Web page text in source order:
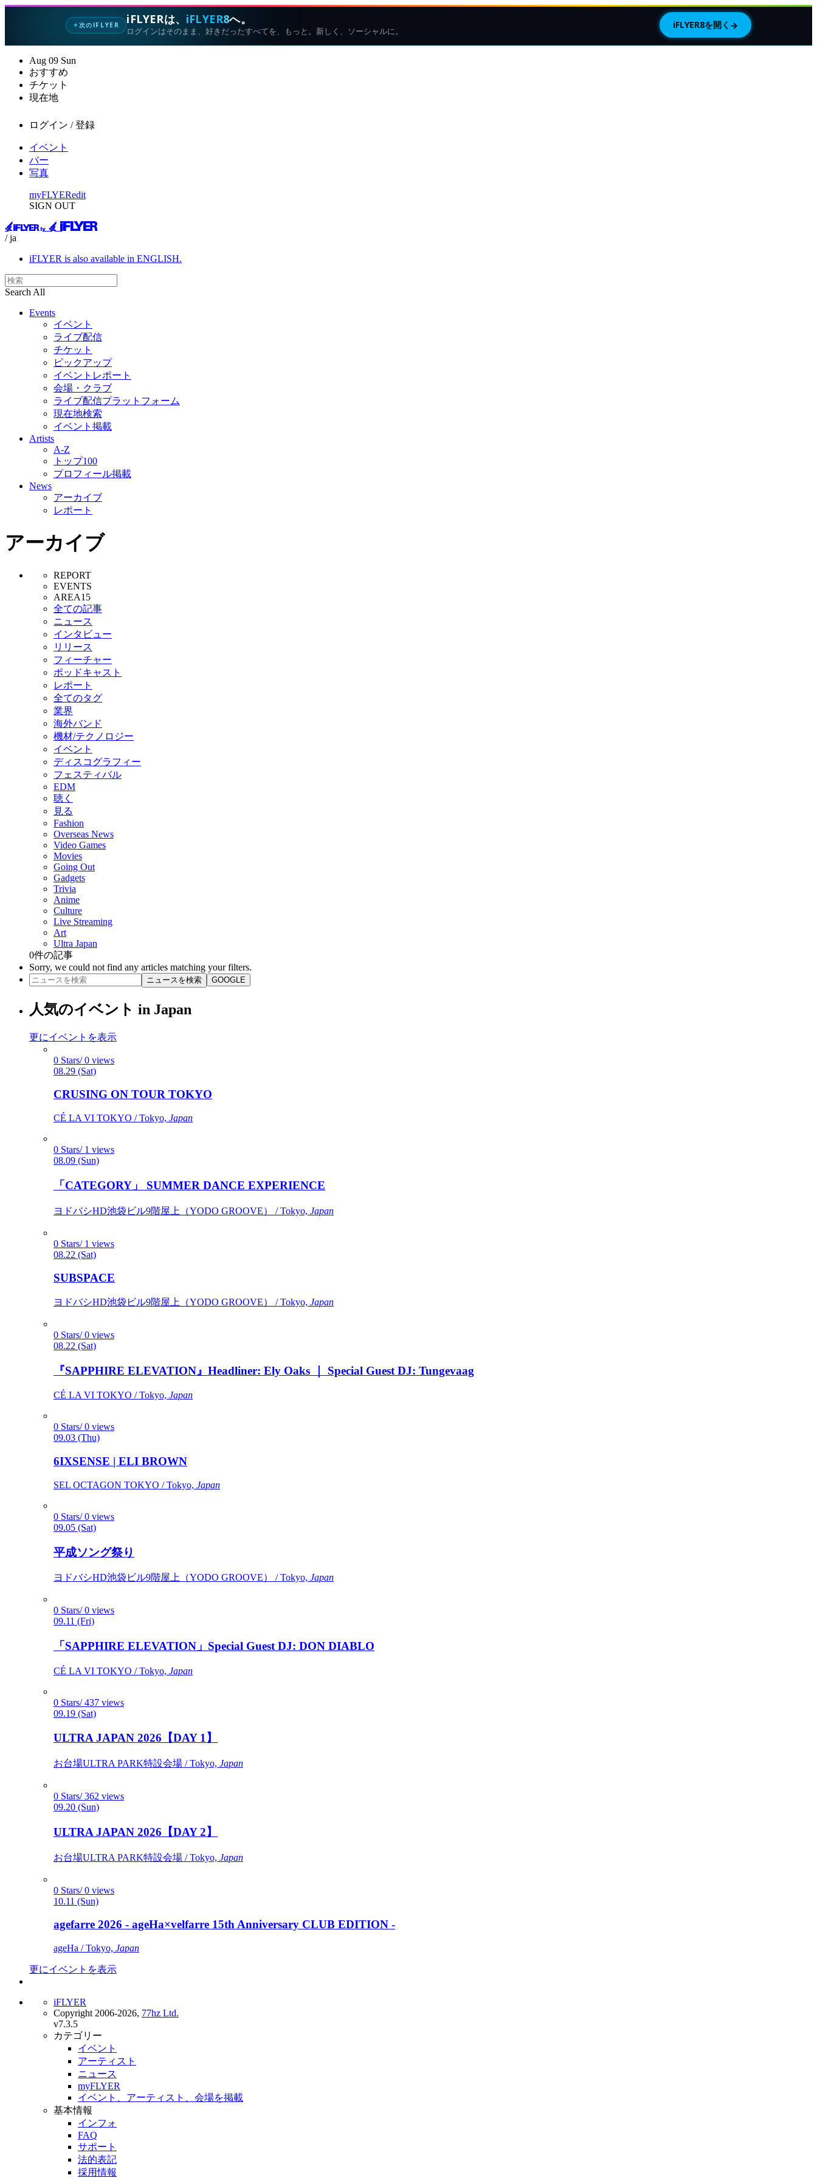
✦次のIFLYER iFLYERは、 iFLYER8へ。
ログインはそのまま、好きだったすべてを、もっと。新しく、ソーシャルに。
iFLYER8を開く →
Aug 09 Sun
おすすめ
チケット
現在地
ログイン / 登録
イベント
バー
写真
myFLYERedit
SIGN OUT
/ ja
iFLYER is also available in ENGLISH.
Search All
Events
イベント
ライブ配信
チケット
ピックアップ
イベントレポート
会場・クラブ
ライブ配信プラットフォーム
現在地検索
イベント掲載
Artists
A-Z
トップ100
プロフィール掲載
News
アーカイブ
レポート
アーカイブ
REPORT
EVENTS
AREA15
全ての記事
ニュース
インタビュー
リリース
フィーチャー
ポッドキャスト
レポート
全てのタグ
業界
海外バンド
機材/テクノロジー
イベント
ディスコグラフィー
フェスティバル
EDM
聴く
見る
Fashion
Overseas News
Video Games
Movies
Going Out
Gadgets
Trivia
Anime
Culture
Live Streaming
Art
Ultra Japan
0件の記事
Sorry, we could not find any articles matching your filters.
ニュースを検索 GOOGLE
人気のイベント in Japan
更にイベントを表示
0 Stars/ 0 views
08.29 (Sat)
CRUSING ON TOUR TOKYO
CÉ LA VI TOKYO / Tokyo, Japan
0 Stars/ 1 views
08.09 (Sun)
「CATEGORY」 SUMMER DANCE EXPERIENCE
ヨドバシHD池袋ビル9階屋上（YODO GROOVE） / Tokyo, Japan
0 Stars/ 1 views
08.22 (Sat)
SUBSPACE
ヨドバシHD池袋ビル9階屋上（YODO GROOVE） / Tokyo, Japan
0 Stars/ 0 views
08.22 (Sat)
『SAPPHIRE ELEVATION』Headliner: Ely Oaks ｜ Special Guest DJ: Tungevaag
CÉ LA VI TOKYO / Tokyo, Japan
0 Stars/ 0 views
09.03 (Thu)
6IXSENSE | ELI BROWN
SEL OCTAGON TOKYO / Tokyo, Japan
0 Stars/ 0 views
09.05 (Sat)
平成ソング祭り
ヨドバシHD池袋ビル9階屋上（YODO GROOVE） / Tokyo, Japan
0 Stars/ 0 views
09.11 (Fri)
「SAPPHIRE ELEVATION」Special Guest DJ: DON DIABLO
CÉ LA VI TOKYO / Tokyo, Japan
0 Stars/ 437 views
09.19 (Sat)
ULTRA JAPAN 2026【DAY 1】
お台場ULTRA PARK特設会場 / Tokyo, Japan
0 Stars/ 362 views
09.20 (Sun)
ULTRA JAPAN 2026【DAY 2】
お台場ULTRA PARK特設会場 / Tokyo, Japan
0 Stars/ 0 views
10.11 (Sun)
agefarre 2026 - ageHa×velfarre 15th Anniversary CLUB EDITION -
ageHa / Tokyo, Japan
更にイベントを表示
iFLYER
Copyright 2006-2026, 77hz Ltd.
v7.3.5
カテゴリー
イベント
アーティスト
ニュース
myFLYER
イベント、アーティスト、会場を掲載
基本情報
インフォ
FAQ
サポート
法的表記
採用情報